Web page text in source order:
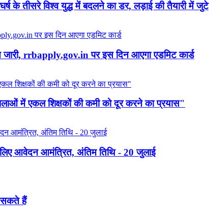
के तीसरे विश्व युद्ध में बदलने का डर, लड़ाई की तैयारी में जुटे
rrbapply.gov.in पर इस दिन आएगा एडमिट कार्ड
में एकल शिक्षकों की कमी को दूर करने का प्रयास"
लिए आवेदन आमंत्रित, अंतिम तिथि - 20 जुलाई
सकते हैं